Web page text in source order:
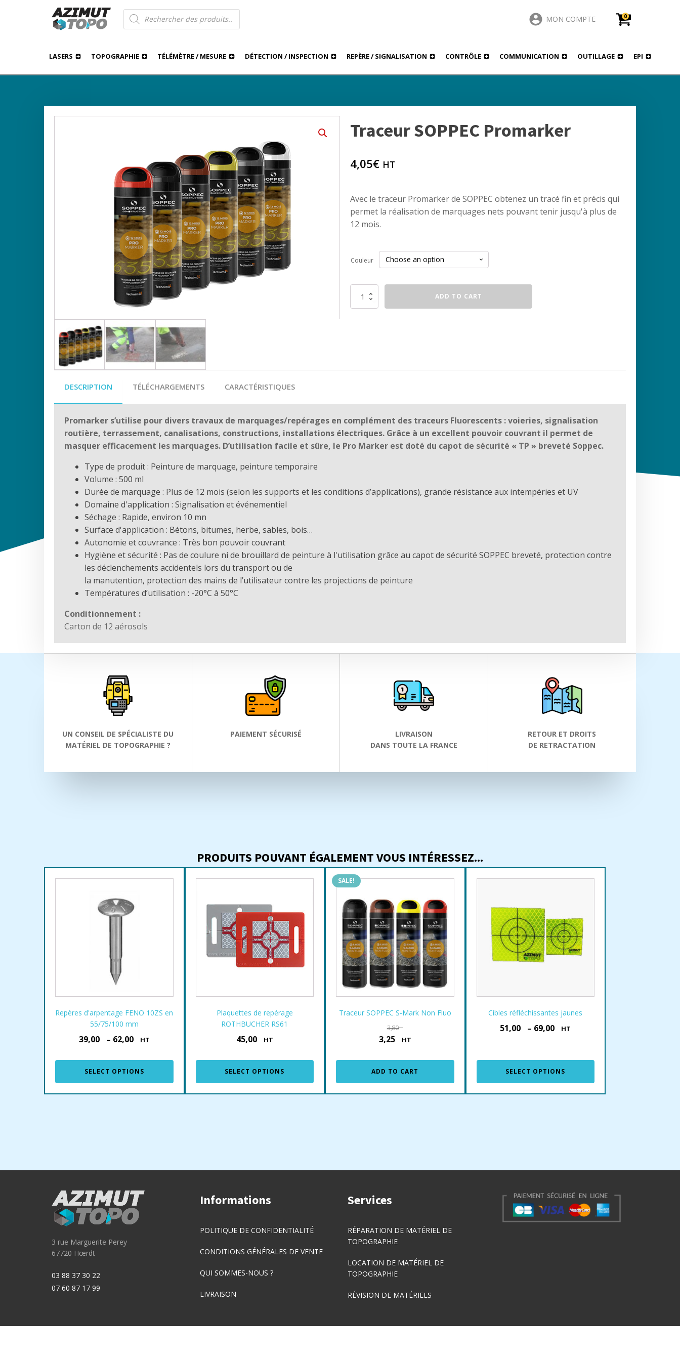
Recherche
MON COMPTE 0
LASERS TOPOGRAPHIE TÉLÉMÈTRE / MESURE DÉTECTION / INSPECTION REPÈRE / SIGNALISATION CONTRÔLE COMMUNICATION OUTILLAGE EPI
MARQUAGES
Traceur SOPPEC Promarker
Traceur SOPPEC Promarker
4,05€ HT
Avec le traceur Promarker de SOPPEC obtenez un tracé fin et précis qui
permet la réalisation de marquages nets pouvant tenir jusqu'à plus de
12 mois.
Couleur
Traceur
SOPPEC
ADD TO CART
DESCRIPTION TÉLÉCHARGEMENTS CARACTÉRISTIQUES
Promarker s’utilise pour divers travaux de marquages/repérages en complément des traceurs Fluorescents : voieries, signalisation
routière, terrassement, canalisations, constructions, installations électriques. Grâce à un excellent pouvoir couvrant il permet de
masquer efficacement les marquages. D’utilisation facile et sûre, le Pro Marker est doté du capot de sécurité « TP » breveté Soppec.
Type de produit : Peinture de marquage, peinture temporaire
Volume : 500 ml
Durée de marquage : Plus de 12 mois (selon les supports et les conditions d’applications), grande résistance aux intempéries et UV
Domaine d'application : Signalisation et événementiel
Séchage : Rapide, environ 10 mn
Surface d'application : Bétons, bitumes, herbe, sables, bois…
Autonomie et couvrance : Très bon pouvoir couvrant
Hygiène et sécurité : Pas de coulure ni de brouillard de peinture à l'utilisation grâce au capot de sécurité SOPPEC breveté, protection contre
les déclenchements accidentels lors du transport ou de
la manutention, protection des mains de l’utilisateur contre les projections de peinture
Températures d’utilisation : -20°C à 50°C
Conditionnement :
Carton de 12 aérosols
UN CONSEIL DE SPÉCIALISTE DU
MATÉRIEL DE TOPOGRAPHIE ?
PAIEMENT SÉCURISÉ
LIVRAISON
DANS TOUTE LA FRANCE
RETOUR ET DROITS
DE RETRACTATION
PRODUITS POUVANT ÉGALEMENT VOUS INTÉRESSEZ...
Repères d'arpentage FENO 10ZS en
55/75/100 mm
39,00€ – 62,00€ HT
SELECT OPTIONS
Plaquettes de repérage
ROTHBUCHER RS61
45,00€ HT
SELECT OPTIONS
SALE!
Traceur SOPPEC S-Mark Non Fluo
3,80€
3,25€ HT
ADD TO CART
Cibles réfléchissantes jaunes
51,00 – 69,00 HT
SELECT OPTIONS
3 rue Marguerite Perey
67720 Hœrdt
03 88 37 30 22
07 60 87 17 99
Informations
POLITIQUE DE CONFIDENTIALITÉ
CONDITIONS GÉNÉRALES DE VENTE
QUI SOMMES-NOUS ?
LIVRAISON
Services
RÉPARATION DE MATÉRIEL DE
TOPOGRAPHIE
LOCATION DE MATÉRIEL DE
TOPOGRAPHIE
RÉVISION DE MATÉRIELS